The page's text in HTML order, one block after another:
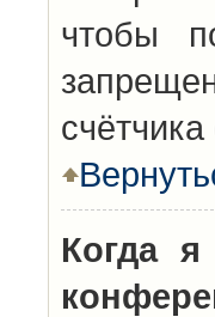
чтобы
Когда